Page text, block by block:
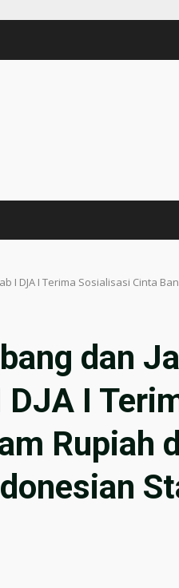
I DJA I Terima Sosialisasi Cinta
dan
DJA I
Rupiah